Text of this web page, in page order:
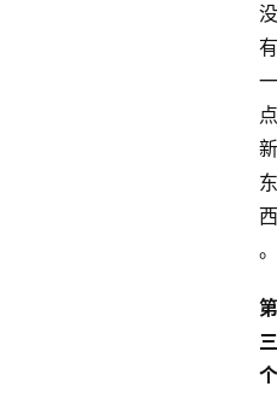
没
有
一
点
新
东
西
。
第
三
个